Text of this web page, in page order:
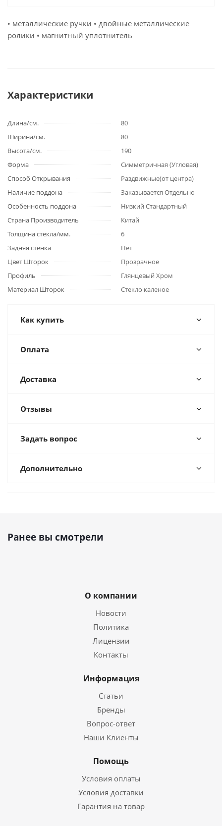
• металлические ручки • двойные металлические
ролики • магнитный уплотнитель
Характеристики
Длина/см.
80
Ширина/см.
80
Высота/см.
190
Форма
Симметричная (Угловая)
Способ Открывания
Раздвижные(от центра)
Наличие поддона
Заказывается Отдельно
Особенность поддона
Низкий Стандартный
Страна Производитель
Китай
Толщина стекла/мм.
6
Задняя стенка
Нет
Цвет Шторок
Прозрачное
Профиль
Глянцевый Хром
Материал Шторок
Стекло каленое
Как купить
Оплата
Доставка
Отзывы
Задать вопрос
Дополнительно
Ранее вы смотрели
О компании
Новости
Политика
Лицензии
Контакты
Информация
Статьи
Бренды
Вопрос-ответ
Наши Клиенты
Помощь
Условия оплаты
Условия доставки
Гарантия на товар